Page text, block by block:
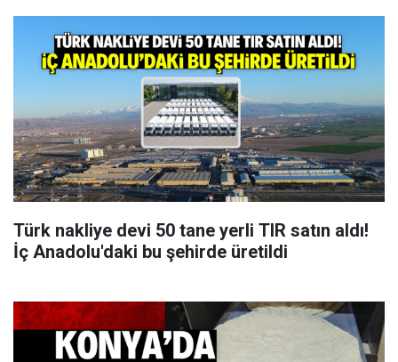
Türk nakliye devi 50 tane yerli TIR satın aldı!
İç Anadolu'daki bu şehirde üretildi